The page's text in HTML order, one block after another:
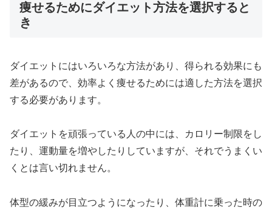
痩せるためにダイエット方法を選択すると
き
ダイエットにはいろいろな方法があり、得られる効果にも
差があるので、効率よく痩せるためには適した方法を選択
する必要があります。
ダイエットを頑張っている人の中には、カロリー制限をし
たり、運動量を増やしたりしていますが、それでうまくい
くとは言い切れません。
体型の緩みが目立つようになったり、体重計に乗った時の